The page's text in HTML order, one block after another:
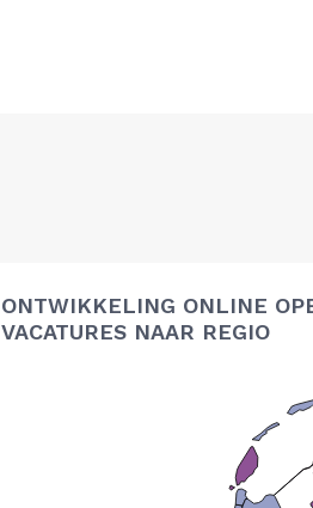
ONTWIKKELING ONLINE
VACATURES NAAR REGIO